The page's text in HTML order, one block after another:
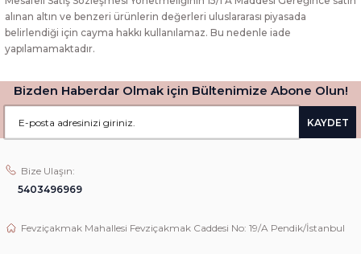
Lira
alınan altın ve benzeri ürünlerin değerleri uluslararası piyasada
belirlendiği için cayma hakkı kullanılamaz. Bu nedenle iade
yapılamamaktadır.
Bizden Haberdar Olmak için Bültenimize Abone Olun!
KAYDET
Bize Ulaşın:
5403496969
Fevziçakmak Mahallesi Fevziçakmak Caddesi No: 19/A Pendik/İstanbul